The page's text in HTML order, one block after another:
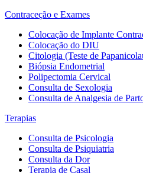
Contraceção e Exames
Colocação de Implante
Colocação do DIU
Citologia (Teste de
Biópsia Endometrial
Polipectomia Cervical
Consulta de Sexologia
Consulta de Analgesia de
Terapias
Consulta de Psicologia
Consulta de Psiquiatria
Consulta da Dor
Terapia de Casal